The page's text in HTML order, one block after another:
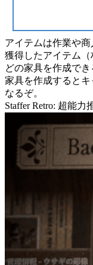
アイテムは作業や商
獲得したアイテム
どの家具を作成でき
家具を作成すると
なるぞ。
Staffer Retro: 超能力